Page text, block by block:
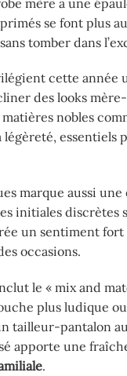
se font plus
tomber dans
cette année
des looks
nobles
essentiels
marque aussi
initiales
un sentiment
occasions.
le « mix and
plus ludique
tailleur-pantalon
apporte une
.